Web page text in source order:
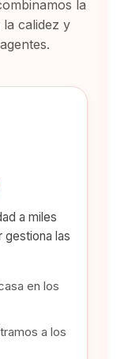
la
calidez y
a miles
gestiona las
en los
a los